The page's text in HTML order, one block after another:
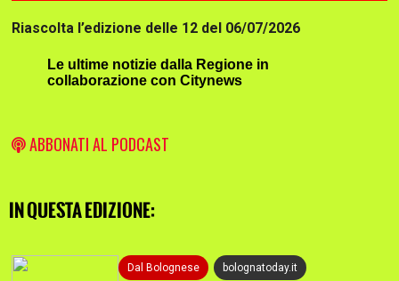
Riascolta l’edizione delle 12 del 06/07/2026
Le ultime notizie dalla Regione in
collaborazione con Citynews
ABBONATI AL PODCAST
IN QUESTA EDIZIONE:
Dal Bolognese bolognatoday.it